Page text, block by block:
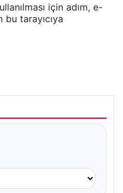
için adım, e-
tarayıcıya